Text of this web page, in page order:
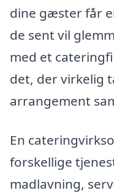
dine gæster får
de sent vil
med et
det, der virkelig
arrangement
En
forskellige
madlavning,